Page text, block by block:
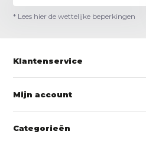
* Lees hier de wettelijke beperkingen
Klantenservice
Mijn account
Categorieën